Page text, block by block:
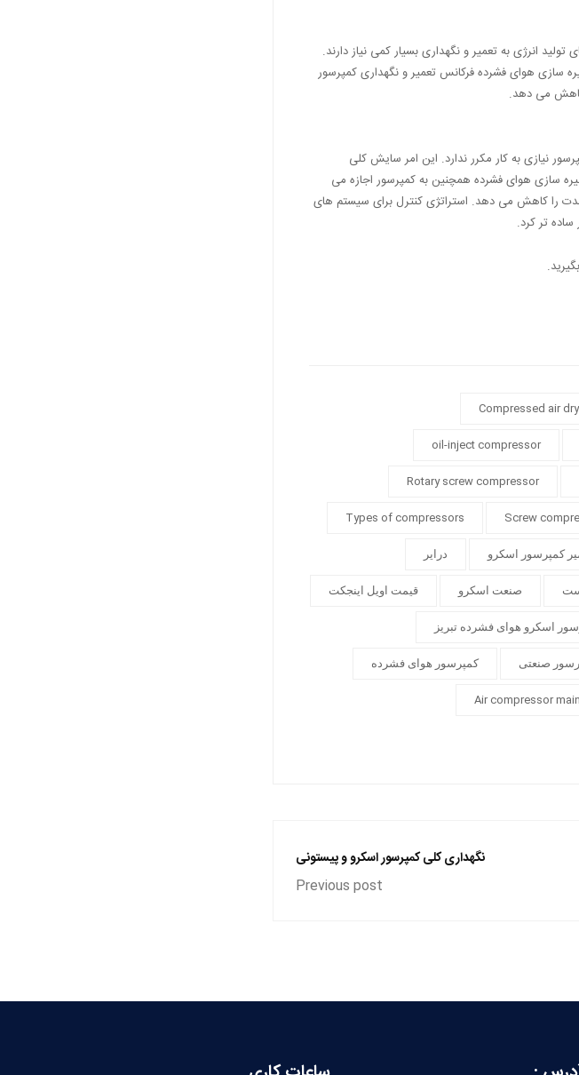
انرژی به تعمیر و نگهداری بسیار کمی نیاز دارند.
سازی هوای فشرده فرکانس تعمیر و نگهداری کمپرسور
کاهش می دهد.
نیازی به کار مکرر ندارد. این امر سایش کلی
سازی هوای فشرده همچنین به کمپرسور اجازه می
را کاهش می دهد. استراتژی کنترل برای سیستم های
تر کرد.
Compressed air
oil-inject compressor
Rotary screw compressor
Screw
Types of compressors
کمپرسور اسکرو درایر
صنعت اسکرو قیمت اویل اینجکت
اسکرو هوای فشرده تبریز
صنعتی کمپرسور هوای فشرده
نگهداری کلی کمپرسور اسکرو و پیستونی
Previous post